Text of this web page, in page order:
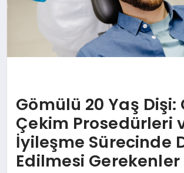
Gömülü 20 Yaş Dişi:
Çekim Prosedürleri
İyileşme Sürecinde
Edilmesi Gerekenler